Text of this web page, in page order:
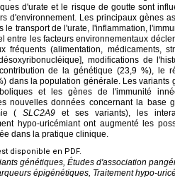
d'urate et le risque de goutte sont
d'environnement. Les principaux gènes
le transport de l'urate, l'inflammation,
entre les facteurs environnementaux
fréquents (alimentation, médicaments,
modifications de
de la génétique (23,9 %), le
dans la population générale. Les variants
et les gènes de l'immunité
nouvelles données concernant la
(SLC2A9 et ses variants), les
hypo-uricémiant ont augmenté les
dans la pratique clinique.
disponible en PDF.
génétiques, Études d'association
épigénétiques, Traitement hypo-